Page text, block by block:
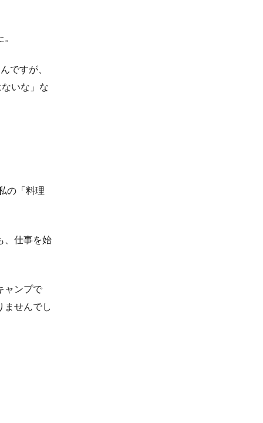
ですが、
いな」な
の「料理
、仕事を始
ャンプで
ませんでし